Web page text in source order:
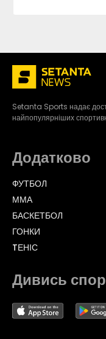
Setanta Sports надає
найпопулярніших
Додатково
ФУТБОЛ
ММА
БАСКЕТБОЛ
ГОНКИ
TЕНІС
Дивись